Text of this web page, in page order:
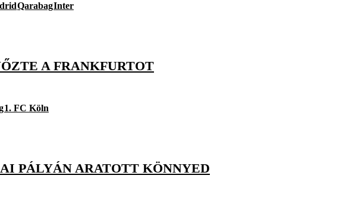
QarabagInter
A FRANKFURTOT
1. FC Köln
PÁLYÁN ARATOTT KÖNNYED